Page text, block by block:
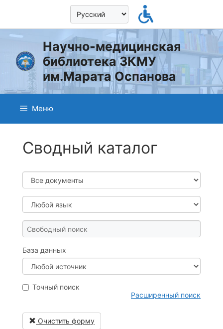
Научно-медицинская
библиотека ЗКМУ
им.Марата Оспанова
Меню
Сводный каталог
База данных
Точный поиск
Расширенный поиск
Очистить форму